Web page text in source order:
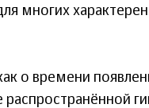
многих
о времени